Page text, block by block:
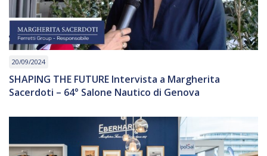
20/09/2024
SHAPING THE FUTURE Intervista a Margherita
Sacerdoti – 64° Salone Nautico di Genova